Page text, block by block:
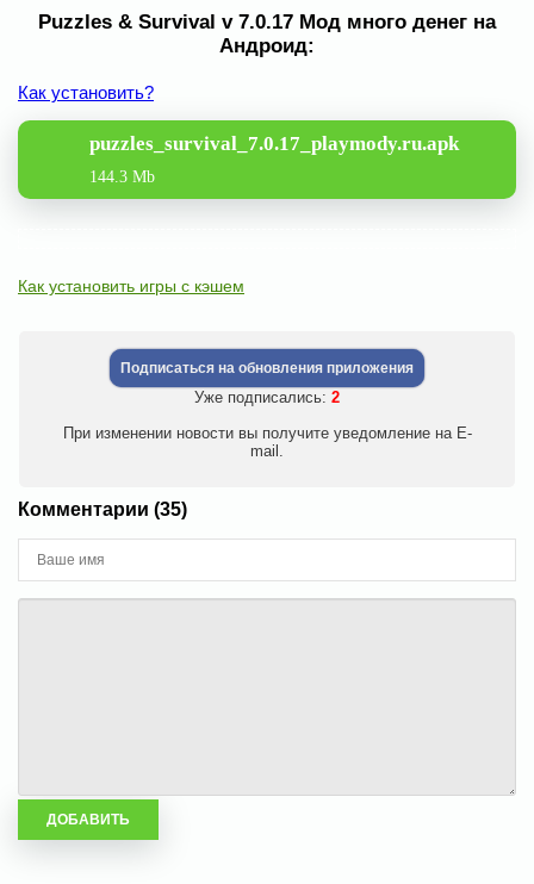
Puzzles & Survival v 7.0.17 Мод много денег на
Андроид:
Как установить?
puzzles_survival_7.0.17_playmody.ru.apk
144.3 Mb
Как установить игры с кэшем
Подписаться на обновления приложения
Уже подписались: 2
При изменении новости вы получите уведомление на E-
mail.
Комментарии (35)